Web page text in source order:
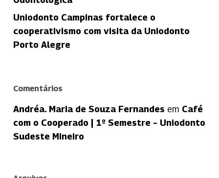
Uniodonto Campinas fortalece o
cooperativismo com visita da Uniodonto
Porto Alegre
Comentários
Andréa. Maria de Souza Fernandes em Café
com o Cooperado | 1º Semestre – Uniodonto
Sudeste Mineiro